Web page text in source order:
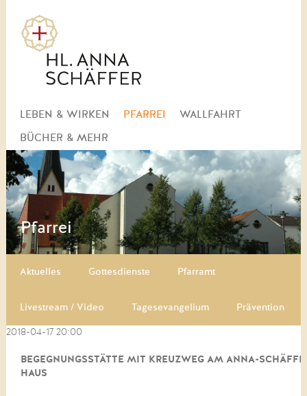
Navigation
LEBEN & WIRKEN PFARREI WALLFAHRT
BÜCHER & MEHR
Pfarrei
Navigation überspringen
Aktuelles
Gottesdienste Pfarramt
Livestream / Video Tagesevangelium Prävention
2018-04-17 20:00
BEGEGNUNGSSTÄTTE MIT KREUZWEG AM ANNA-
HAUS